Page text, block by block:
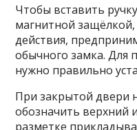
Чтобы вставить
магнитной
действия,
обычного замка. Для
нужно правильно
При закрытой двери
обозначить верхний
разметке